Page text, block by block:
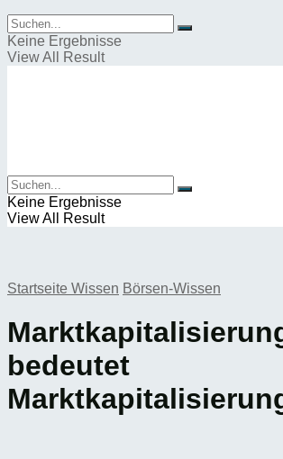
Keine Ergebnisse
View All Result
Keine Ergebnisse
View All Result
Startseite Wissen Börsen-Wissen
bedeutet